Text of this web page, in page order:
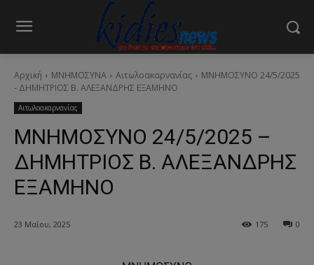
Αρχική ΜΝΗΜΟΣΥΝΑ Αιτωλοακαρνανίας
ΜΝΗΜΟΣΥΝΟ 24/5/2025
- ΔΗΜΗΤΡΙΟΣ Β. ΑΛΕΞΑΝΔΡΗΣ ΕΞΑΜΗΝΟ
Αιτωλοακαρνανίας
ΜΝΗΜΟΣΥΝΟ 24/5/2025 –
ΔΗΜΗΤΡΙΟΣ Β. ΑΛΕΞΑΝΔΡΗΣ
ΕΞΑΜΗΝΟ
23 Μαΐου, 2025 0
175